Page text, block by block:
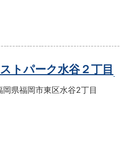
トパーク水谷２丁目
岡県福岡市東区水谷2丁目